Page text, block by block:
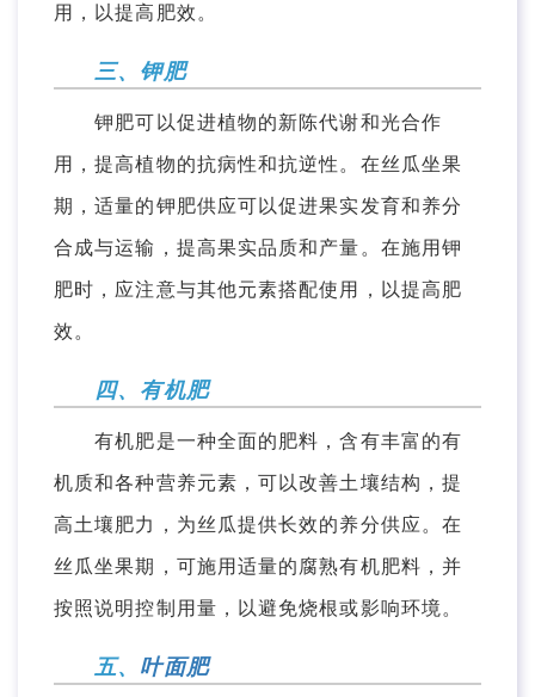
用，以提高肥效。
三、钾肥
钾肥可以促进植物的新陈代谢和光合作
用，提高植物的抗病性和抗逆性。在丝瓜坐果
期，适量的钾肥供应可以促进果实发育和养分
合成与运输，提高果实品质和产量。在施用钾
肥时，应注意与其他元素搭配使用，以提高肥
效。
四、有机肥
有机肥是一种全面的肥料，含有丰富的有
机质和各种营养元素，可以改善土壤结构，提
高土壤肥力，为丝瓜提供长效的养分供应。在
丝瓜坐果期，可施用适量的腐熟有机肥料，并
按照说明控制用量，以避免烧根或影响环境。
五、 叶面肥